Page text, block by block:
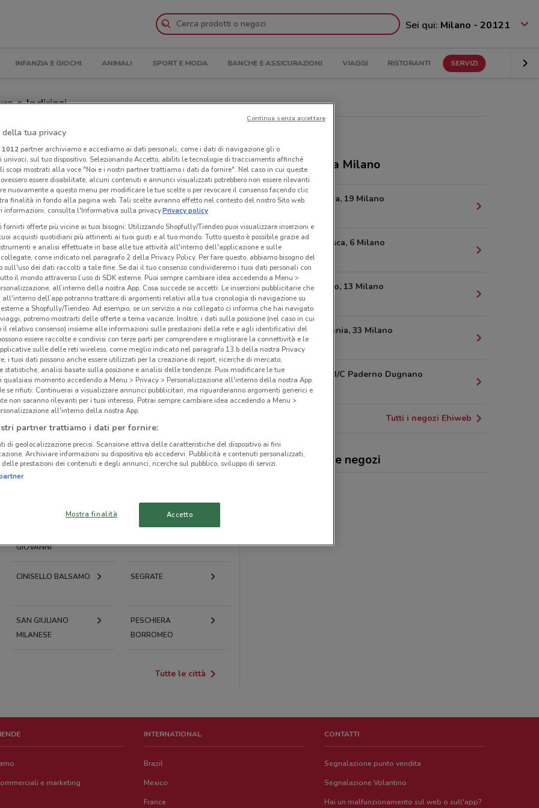
Sei qui: Milano - 20121
INFANZIA E GIOCHI ANIMALI SPORT E MODA BANCHE E ASSICURAZIONI VIAGGI RISTORANTI SERVIZI
e Indirizzi
a Milano
NOVATE MILANESE
GIOVANNI
CINISELLO BALSAMO SEGRATE
SAN GIULIANO
MILANESE
PESCHIERA
BORROMEO
Tutte le città
Negozi Ehiweb a Milano
Via Zamagna, 19 Milano
Piazza Velasca, 6 Milano
3.3 km
Via Bronzino, 13 Milano
5.5 km
V. Le Campania, 33 Milano
5.7 km
Via Reali, 43/C Paderno Dugnano
11.5 km
Tutti i negozi Ehiweb
Ehiweb, offerte e negozi
e marketing
INTERNATIONAL
Brazil
Mexico
France
CONTATTI
Segnalazione punto vendita
Segnalazione Volantino
Hai un malfunzionamento sul web o sull'app?
della tua privacy
1012partner archiviamo e accediamo ai dati personali, come i dati di navigazione gli o
sul tuo dispositivo. Selezionando Accetto, abiliti le tecnologie di tracciamento affinché
scopi mostrati alla voce "Noi e i nostri partner trattiamo i dati da fornire". Nel caso in cui queste
essere disabilitate, alcuni contenuti e annunci visualizzati potrebbero non essere rilevanti.
nuovamente a questo menu per modificare le tue scelte o per revocare il consenso facendo clic
finalità in fondo alla pagina web. Tali scelte avranno effetto nel contesto del nostro Sito web.
informazioni, consulta l'Informativa sulla privacy.Privacy policy
fornirti offerte più vicine ai tuoi bisogni: Utilizzando Shopfully/Tiendeo puoi visualizzare inserzioni e
acquisti quotidiani più attinenti ai tuoi gusti e al tuo mondo. Tutto questo è possibile grazie ad
e analisi effettuate in base alle tue attività all'interno dell'applicazione e sulle
come indicato nel paragrafo 2 della Privacy Policy. Per fare questo, abbiamo bisogno del
sull'uso dei dati raccolti a tale fine. Se dai il tuo consenso condivideremo i tuoi dati personali con
il mondo attraverso l’uso di SDK esterne. Puoi sempre cambiare idea accedendo a Menu >
all’interno della nostra App. Cosa succede se accetti: Le inserzioni pubblicitarie che
all'interno dell’app potranno trattare di argomenti relativi alla tua cronologia di navigazione su
a Shopfully/Tiendeo. Ad esempio, se un servizio a noi collegato ci informa che hai navigato
potremo mostrarti delle offerte a tema vacanze. Inoltre, i dati sulla posizione (nel caso in cui
il relativo consenso) insieme alle informazioni sulle prestazioni della rete e agli identificativi del
essere raccolte e condivisi con terze parti per comprendere e migliorare la connettività e le
sulle delle reti wireless, come meglio indicato nel paragrafo 13.b della nostra Privacy
i tuoi dati possono anche essere utilizzati per la creazione di report, ricerche di mercato,
statistiche, analisi basate sulla posizione e analisi delle tendenze. Puoi modificare le tue
qualsiasi momento accedendo a Menu > Privacy > Personalizzazione all'interno della nostra App.
se rifiuti: Continuerai a visualizzare annunci pubblicitari, ma riguarderanno argomenti generici e
non saranno rilevanti per i tuoi interessi. Potrai sempre cambiare idea accedendo a Menu >
all'interno della nostra App.
partner trattiamo i dati per fornire:
di geolocalizzazione precisi. Scansione attiva delle caratteristiche del dispositivo ai fini
Archiviare informazioni su dispositivo e/o accedervi. Pubblicità e contenuti personalizzati,
prestazioni dei contenuti e degli annunci, ricerche sul pubblico, sviluppo di servizi.
Mostra finalità Accetto
Continua senza accettare